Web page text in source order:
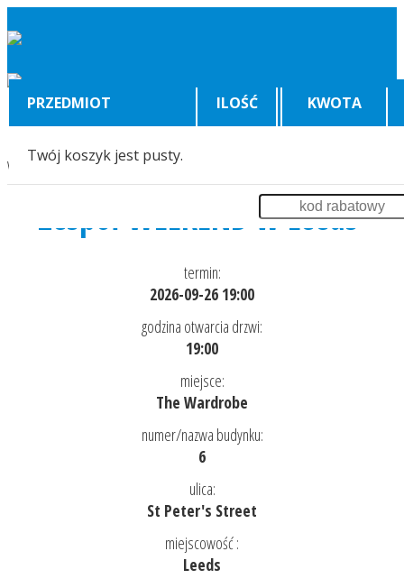
PRZEDMIOT ILOŚĆ KWOTA
Twój koszyk jest pusty.
Wyświetlenia:526
Zespół WEEKEND w Leeds
termin:
2026-09-26 19:00
godzina otwarcia drzwi:
19:00
miejsce:
The Wardrobe
numer/nazwa budynku:
6
ulica:
St Peter's Street
miejscowość :
Leeds